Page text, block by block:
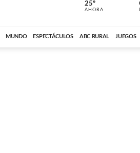
CARDINAL
ABC CARDINAL
25º
AHORA
MUNDO ESPECTÁCULOS ABC RURAL JUEGOS